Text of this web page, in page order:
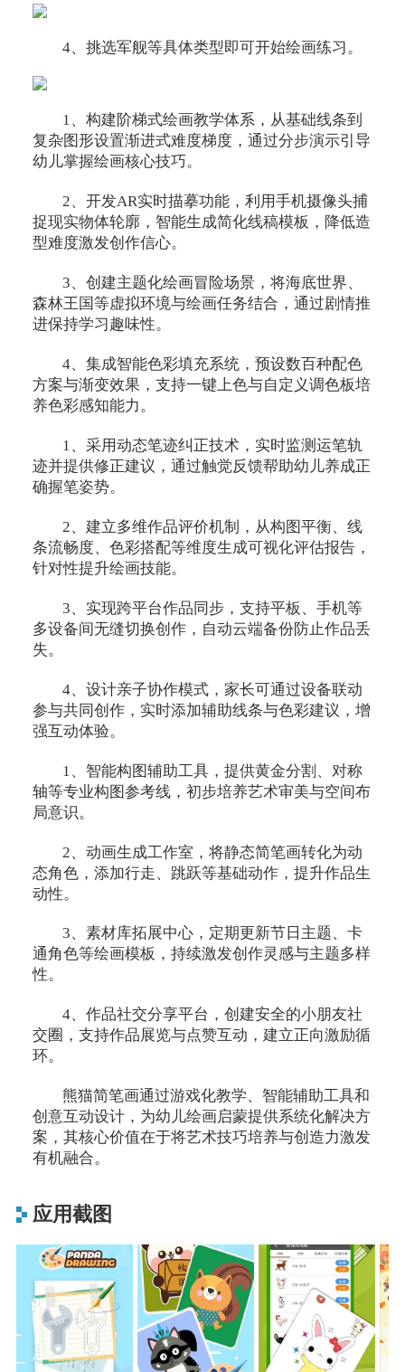
4、挑选军舰等具体类型即可开始绘画练习。
1、构建阶梯式绘画教学体系，从基础线条到
复杂图形设置渐进式难度梯度，通过分步演示引导
幼儿掌握绘画核心技巧。
2、开发AR实时描摹功能，利用手机摄像头捕
捉现实物体轮廓，智能生成简化线稿模板，降低造
型难度激发创作信心。
3、创建主题化绘画冒险场景，将海底世界、
森林王国等虚拟环境与绘画任务结合，通过剧情推
进保持学习趣味性。
4、集成智能色彩填充系统，预设数百种配色
方案与渐变效果，支持一键上色与自定义调色板培
养色彩感知能力。
1、采用动态笔迹纠正技术，实时监测运笔轨
迹并提供修正建议，通过触觉反馈帮助幼儿养成正
确握笔姿势。
2、建立多维作品评价机制，从构图平衡、线
条流畅度、色彩搭配等维度生成可视化评估报告，
针对性提升绘画技能。
3、实现跨平台作品同步，支持平板、手机等
多设备间无缝切换创作，自动云端备份防止作品丢
失。
4、设计亲子协作模式，家长可通过设备联动
参与共同创作，实时添加辅助线条与色彩建议，增
强互动体验。
1、智能构图辅助工具，提供黄金分割、对称
轴等专业构图参考线，初步培养艺术审美与空间布
局意识。
2、动画生成工作室，将静态简笔画转化为动
态角色，添加行走、跳跃等基础动作，提升作品生
动性。
3、素材库拓展中心，定期更新节日主题、卡
通角色等绘画模板，持续激发创作灵感与主题多样
性。
4、作品社交分享平台，创建安全的小朋友社
交圈，支持作品展览与点赞互动，建立正向激励循
环。
熊猫简笔画通过游戏化教学、智能辅助工具和
创意互动设计，为幼儿绘画启蒙提供系统化解决方
案，其核心价值在于将艺术技巧培养与创造力激发
有机融合。
应用截图